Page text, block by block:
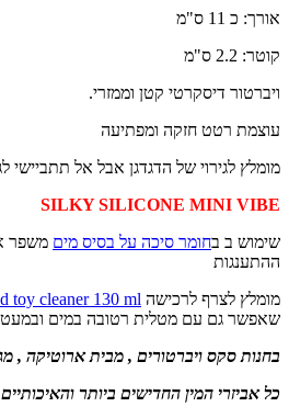
אורך: כ 11 ס"מ
קוטר: 2.2 ס"מ
ויברטור דיסקרטי קטן וממזרי.
עוצמת רטט חזקה ומפתיעה
מומלץ לגירוי של הדגדגן אבל אל
SILKY SILICONE MINI VIBE
שימוש ב בחומר סיכה על בסיס מים משפר
ההתענגות
מומלץ לצרף לרכישה toy cleaner 130 ml
שאפשר גם עם מטלית רטובה במים ובמעט
בחנות סקס ויברטורים , מבית ארוטיקה ,
כל אביזרי המין החדישים ביותר